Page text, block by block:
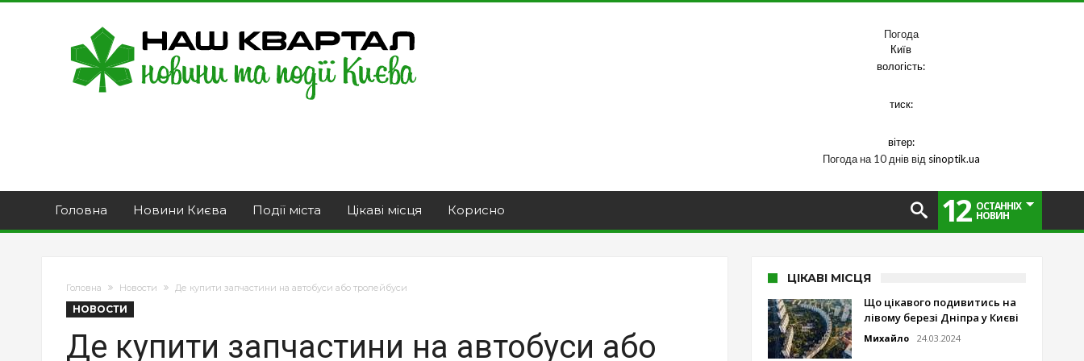
Погода
Київ
вологість:
тиск:
вітер:
Погода на 10 днів від sinoptik.ua
Головна Новини Києва Події міста Цікаві місця Корисно 12 ОСТАННІХ
НОВИН
Головна Новости Де купити запчастини на автобуси або тролейбуси
НОВОСТИ
Де купити запчастини на автобуси або
ЦІКАВІ МІСЦЯ
Що цікавого подивитись на
лівому березі Дніпра у Києві
Михайло 24.03.2024